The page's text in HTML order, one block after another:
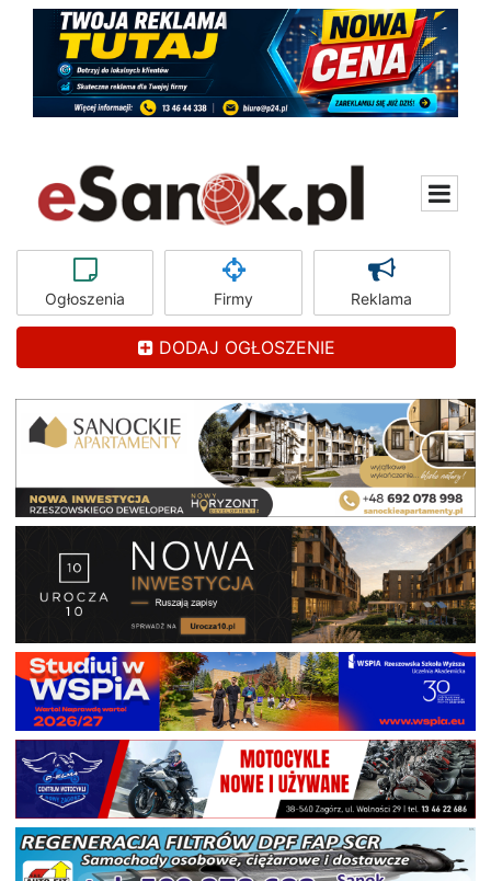
Ogłoszenia Firmy Reklama
DODAJ OGŁOSZENIE